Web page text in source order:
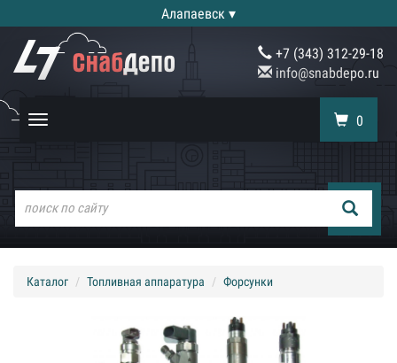
Алапаевск ▾
+7 (343) 312-29-18
info@snabdepo.ru
Toggle
0
Каталог Топливная аппаратура Форсунки